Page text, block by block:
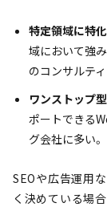
特定領域に特
域において強
のコンサルテ
ワンストップ
ポートできる
グ会社に多い。
SEOや広告運用
く決めている場